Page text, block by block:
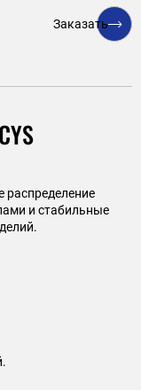
Заказать
распределение
и стабильные